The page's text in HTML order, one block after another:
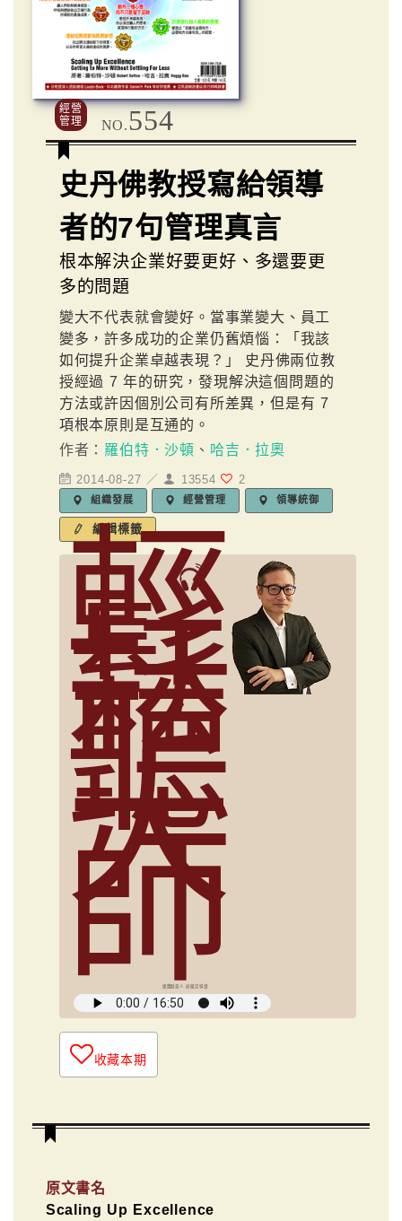
經營
管理
NO. 554
史丹佛教授寫給領導
者的7句管理真言
根本解決企業好要更好、多還要更
多的問題
變大不代表就會變好。當事業變大、員工
變多，許多成功的企業仍舊煩惱：「我該
如何提升企業卓越表現？」 史丹佛兩位教
授經過 7 年的研究，發現解決這個問題的
方法或許因個別公司有所差異，但是有 7
項根本原則是互通的。
作者： 羅伯特．沙頓 、 哈吉．拉奧
2014-08-27 ／ 13554 2
組織發展 經營管理 領導統御
編輯標籤
輕
鬆
聽
大
師
媒體創意人 俞國定導讀
收藏本期
原文書名
Scaling Up Excellence